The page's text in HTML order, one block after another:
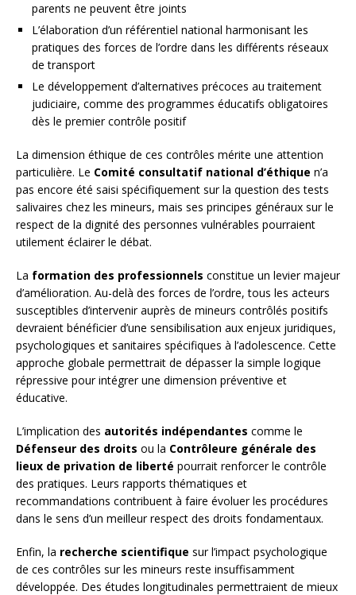
parents ne peuvent être joints
L’élaboration d’un référentiel national harmonisant les
pratiques des forces de l’ordre dans les différents réseaux
de transport
Le développement d’alternatives précoces au traitement
judiciaire, comme des programmes éducatifs obligatoires
dès le premier contrôle positif
La dimension éthique de ces contrôles mérite une attention
particulière. Le Comité consultatif national d’éthique n’a
pas encore été saisi spécifiquement sur la question des tests
salivaires chez les mineurs, mais ses principes généraux sur le
respect de la dignité des personnes vulnérables pourraient
utilement éclairer le débat.
La formation des professionnels constitue un levier majeur
d’amélioration. Au-delà des forces de l’ordre, tous les acteurs
susceptibles d’intervenir auprès de mineurs contrôlés positifs
devraient bénéficier d’une sensibilisation aux enjeux juridiques,
psychologiques et sanitaires spécifiques à l’adolescence. Cette
approche globale permettrait de dépasser la simple logique
répressive pour intégrer une dimension préventive et
éducative.
L’implication des autorités indépendantes comme le
Défenseur des droits ou la Contrôleure générale des
lieux de privation de liberté pourrait renforcer le contrôle
des pratiques. Leurs rapports thématiques et
recommandations contribuent à faire évoluer les procédures
dans le sens d’un meilleur respect des droits fondamentaux.
Enfin, la recherche scientifique sur l’impact psychologique
de ces contrôles sur les mineurs reste insuffisamment
développée. Des études longitudinales permettraient de mieux